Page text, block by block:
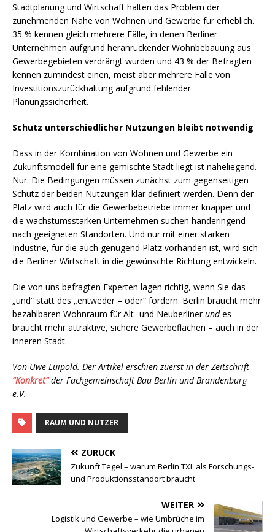
Stadtplanung und Wirtschaft halten das Problem der
zunehmenden Nähe von Wohnen und Gewerbe für erheblich.
35 % kennen gleich mehrere Fälle, in denen Berliner
Unternehmen aufgrund heranrückender Wohnbebauung aus
Gewerbegebieten verdrängt wurden und 43 % der Befragten
kennen zumindest einen, meist aber mehrere Fälle von
Investitionszurückhaltung aufgrund fehlender
Planungssicherheit.
Schutz unterschiedlicher Nutzungen bleibt notwendig
Dass in der Kombination von Wohnen und Gewerbe ein
Zukunftsmodell für eine gemischte Stadt liegt ist naheliegend.
Nur: Die Bedingungen müssen zunächst zum gegenseitigen
Schutz der beiden Nutzungen klar definiert werden. Denn der
Platz wird auch für die Gewerbebetriebe immer knapper und
die wachstumsstarken Unternehmen suchen händeringend
nach geeigneten Standorten. Und nur mit einer starken
Industrie, für die auch genügend Platz vorhanden ist, wird sich
die Berliner Wirtschaft in die gewünschte Richtung entwickeln.
Die von uns befragten Experten lagen richtig, wenn Sie das
„und“ statt des „entweder – oder“ fordern: Berlin braucht mehr
bezahlbaren Wohnraum für Alt- und Neuberlinerundes
braucht mehr attraktive, sichere Gewerbeflächen – auch in der
inneren Stadt.
Von Uwe Luipold. Der Artikel erschien zuerst in der Zeitschrift
“Konkret”der Fachgemeinschaft Bau Berlin und Brandenburg
e.V.
RAUM UND NUTZER
ZURÜCK
Zukunft Tegel – warum Berlin TXL als Forschungs-
und Produktionsstandort braucht
WEITER
Logistik und Gewerbe – wie Umbrüche im